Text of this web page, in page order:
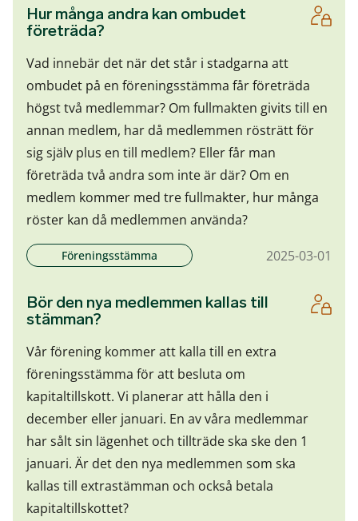
Hur många andra kan ombudet
företräda?
Vad innebär det när det står i stadgarna att
ombudet på en föreningsstämma får företräda
högst två medlemmar? Om fullmakten givits till en
annan medlem, har då medlemmen rösträtt för
sig själv plus en till medlem? Eller får man
företräda två andra som inte är där? Om en
medlem kommer med tre fullmakter, hur många
röster kan då medlemmen använda?
Föreningsstämma 2025-03-01
Bör den nya medlemmen kallas till
stämman?
Vår förening kommer att kalla till en extra
föreningsstämma för att besluta om
kapitaltillskott. Vi planerar att hålla den i
december eller januari. En av våra medlemmar
har sålt sin lägenhet och tillträde ska ske den 1
januari. Är det den nya medlemmen som ska
kallas till extrastämman och också betala
kapitaltillskottet?